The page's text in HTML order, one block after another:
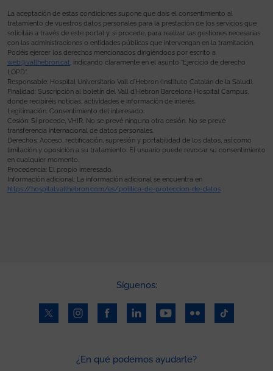
La aceptación de estas condiciones supone que dais el consentimiento al
tratamiento de vuestros datos personales para la prestación de los servicios que
solicitáis a través de este portal y, si procede, para realizar las gestiones necesarias
con las administraciones o entidades públicas que intervengan en la tramitación.
Podéis ejercer los derechos mencionados dirigiéndoos por escrito a
web@vallhebron.cat, indicando claramente en el asunto “Ejercicio de derecho
LOPD”.
Responsable: Hospital Universitario Vall d’Hebron (Instituto Catalán de la Salud).
Finalidad: Suscripción al boletín del Vall d’Hebron Barcelona Hospital Campus,
donde recibiréis noticias, actividades e información de interés.
Legitimación: Consentimiento del interesado.
Cesión: Sí procede, VHIR. No se prevé ninguna otra cesión. No se prevé
transferencia internacional de datos personales.
Derechos: Acceso, rectificación, supresión y portabilidad de los datos, así como
limitación y oposición a su tratamiento. El usuario puede revocar su consentimiento
en cualquier momento.
Procedencia: El propio interesado.
Información adicional: La información adicional se encuentra en
https://hospital.vallhebron.com/es/politica-de-proteccion-de-datos
Síguenos:
¿En qué podemos ayudarte?